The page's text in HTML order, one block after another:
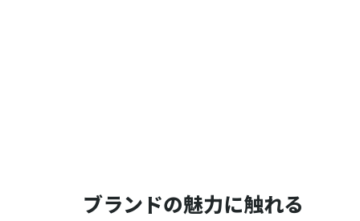
ブランドの魅力に触れる